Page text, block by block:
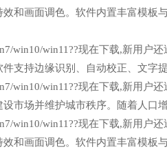
和画面调色。软件内置丰富模板
win10/win11??现在下载,新用户
支持边缘识别、自动校正、文字
win10/win11??现在下载,新用户
市场并维护城市秩序。随着人口
win10/win11??现在下载,新用户
和画面调色。软件内置丰富模板